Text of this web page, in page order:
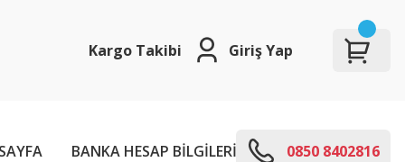
Kargo Takibi Giriş Yap
BANKA HESAP BİLGİLERİ E-KODLARI
0850 8402816